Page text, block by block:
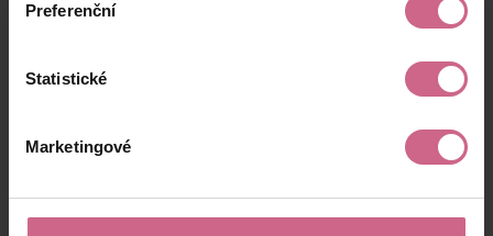
Preferenční
Statistické
Marketingové